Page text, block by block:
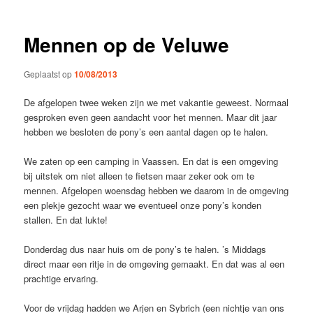
Mennen op de Veluwe
Geplaatst op10/08/2013
De afgelopen twee weken zijn we met vakantie geweest. Normaal
gesproken even geen aandacht voor het mennen. Maar dit jaar
hebben we besloten de pony’s een aantal dagen op te halen.
We zaten op een camping in Vaassen. En dat is een omgeving
bij uitstek om niet alleen te fietsen maar zeker ook om te
mennen. Afgelopen woensdag hebben we daarom in de omgeving
een plekje gezocht waar we eventueel onze pony’s konden
stallen. En dat lukte!
Donderdag dus naar huis om de pony’s te halen. ’s Middags
direct maar een ritje in de omgeving gemaakt. En dat was al een
prachtige ervaring.
Voor de vrijdag hadden we Arjen en Sybrich (een nichtje van ons